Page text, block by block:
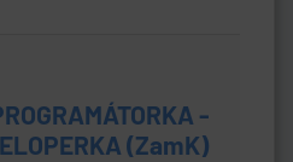
-
(ZamK)